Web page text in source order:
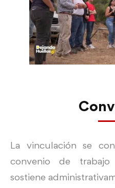
La vinculación se
convenio de
sostiene